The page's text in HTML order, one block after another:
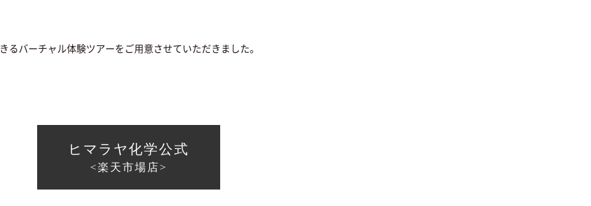
バーチャル体験ツアーをご用意させていただきました。
ヒマラヤ化学公式
<楽天市場店>